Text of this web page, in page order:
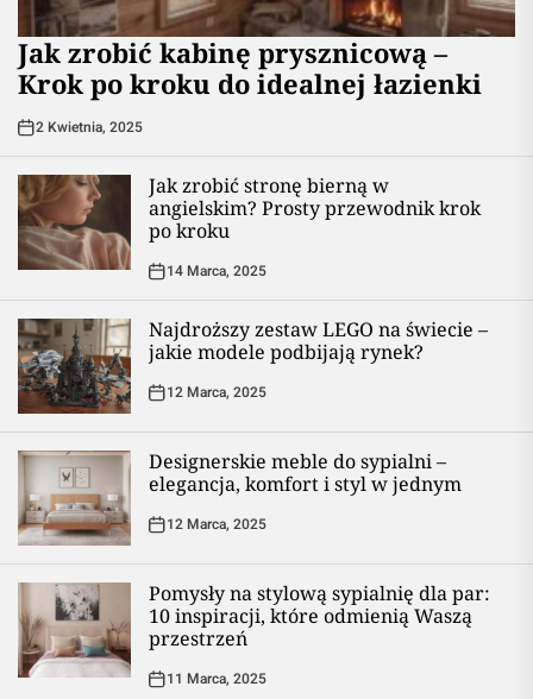
Jak zrobić kabinę prysznicową –
Krok po kroku do idealnej łazienki
2 Kwietnia, 2025
Jak zrobić stronę bierną w
angielskim? Prosty przewodnik krok
po kroku
14 Marca, 2025
Najdroższy zestaw LEGO na świecie –
jakie modele podbijają rynek?
12 Marca, 2025
Designerskie meble do sypialni –
elegancja, komfort i styl w jednym
12 Marca, 2025
Pomysły na stylową sypialnię dla par:
10 inspiracji, które odmienią Waszą
przestrzeń
11 Marca, 2025